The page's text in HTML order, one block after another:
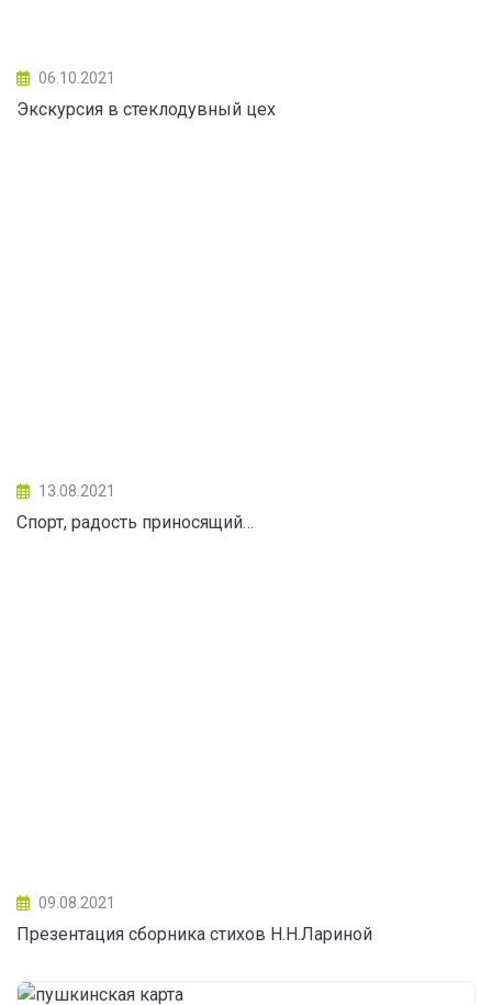
06.10.2021
Экскурсия в стеклодувный цех
13.08.2021
Спорт, радость приносящий…
09.08.2021
Презентация сборника стихов Н.Н.Лариной